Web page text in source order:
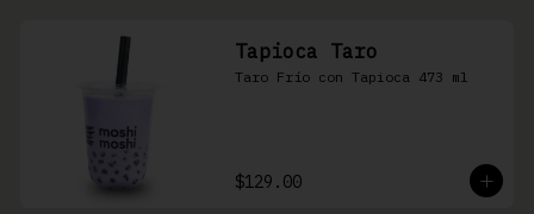
Tapioca Taro
Taro Frío con Tapioca 473 ml
$129.00